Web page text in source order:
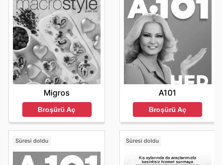
Migros
Broşürü Aç
A101
Broşürü Aç
Süresi doldu Süresi doldu